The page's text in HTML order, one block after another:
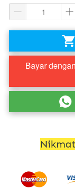
`
Bayar
`